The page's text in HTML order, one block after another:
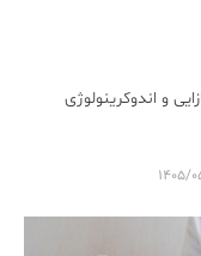
و اندوکرینولوژی
۰۵/۰۳